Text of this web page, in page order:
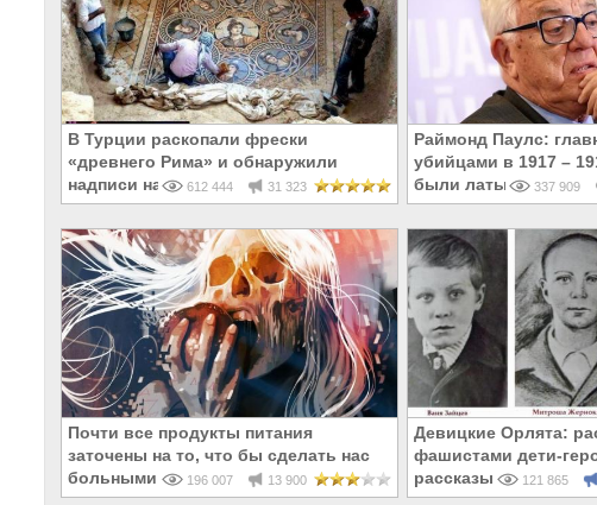
В Турции раскопали фрески
«древнего Рима» и обнаружили
надписи на Русском!
612 444 31 323
Раймонд Паулс:
убийцами в 1917 –
были латыши и337 909
Почти все продукты питания
заточены на то, что бы сделать нас
больными и бесплодными
196 007 13 900
Девицкие Орлята:
фашистами дети-
рассказывают в
121 865